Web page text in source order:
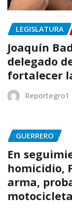
LEGISLATURA
Joaquín
delegado
fortalecer
Reportegro1
GUERRERO
En
homicidio,
arma,